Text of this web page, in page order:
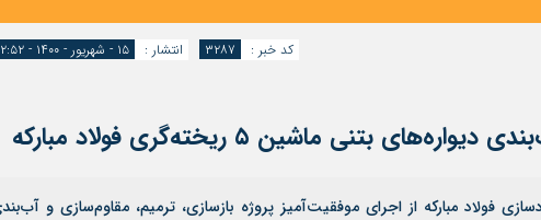
کسب و انتشار : ۱۵ - شهریور - ۱۴۰۰ - ۱۲:۵۲ کد خبر : ۳۲۸۷
بتنی ماشین ۵ ریخته‌گری فولاد مبارکه
فولاد مبارکه از اجرای موفقیت‌آمیز پروژه بازسازی، ترمیم، مقاوم‌سازی و